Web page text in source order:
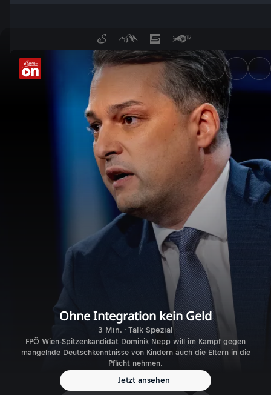
Ohne Integration kein Geld -
Ohne Integration kein Geld
3 Min. · Talk Spezial
FPÖ Wien-Spitzenkandidat Dominik Nepp will im Kampf gegen
mangelnde Deutschkenntnisse von Kindern auch die Eltern in die
Pflicht nehmen.
Jetzt ansehen